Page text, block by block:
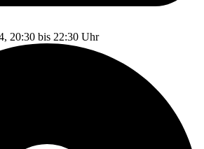
20:30 bis 22:30 Uhr